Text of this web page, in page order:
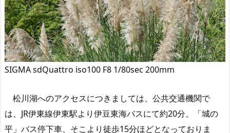
SIGMA sdQuattro iso100 F8 1/80sec 200mm
松川湖へのアクセスにつきましては、公共交通機関で
は、JR伊東線伊東駅より伊豆東海バスにて約20分、「城の
平」バス停下車、そこより徒歩15分ほどとなっておりま